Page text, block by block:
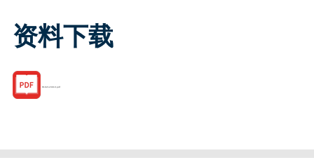
资料下载
R182123910.pdf